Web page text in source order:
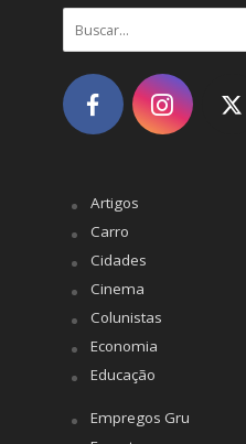
Artigos
Carro
Cidades
Cinema
Colunistas
Economia
Educação
Empregos Gru